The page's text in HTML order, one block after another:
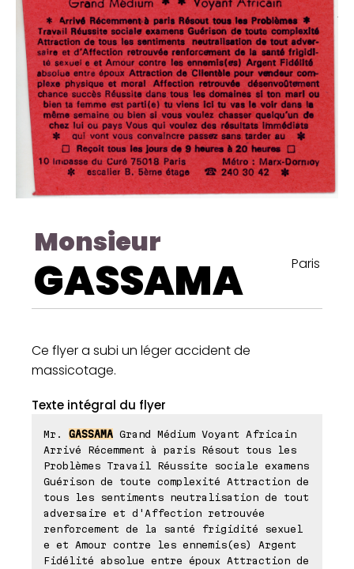
Monsieur
GASSAMA Paris
Ce flyer a subi un léger accident de
massicotage.
Texte intégral du flyer
Mr. GASSAMA Grand Médium Voyant Africain
Arrivé Récemment à paris Résout tous les
Problèmes Travail Réussite sociale examens
Guérison de toute complexité Attraction de
tous les sentiments neutralisation de tout
adversaire et d'Affection retrouvée
renforcement de la santé frigidité sexuel
e et Amour contre les ennemis(es) Argent
Fidélité absolue entre époux Attraction de